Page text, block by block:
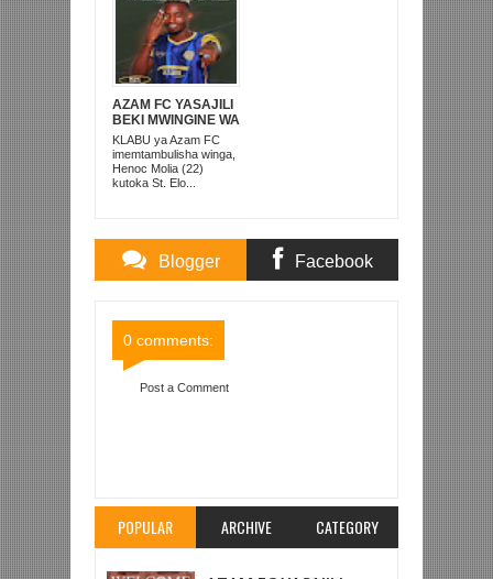
AZAM FC YASAJILI
BEKI MWINGINE WA
KATI MKONGO
KUTOKA LUPOPO
KLABU ya Azam FC
imemtambulisha winga,
Henoc Molia (22)
kutoka St. Elo...
Blogger Facebook
0 comments:
Post a Comment
POPULAR ARCHIVE CATEGORY